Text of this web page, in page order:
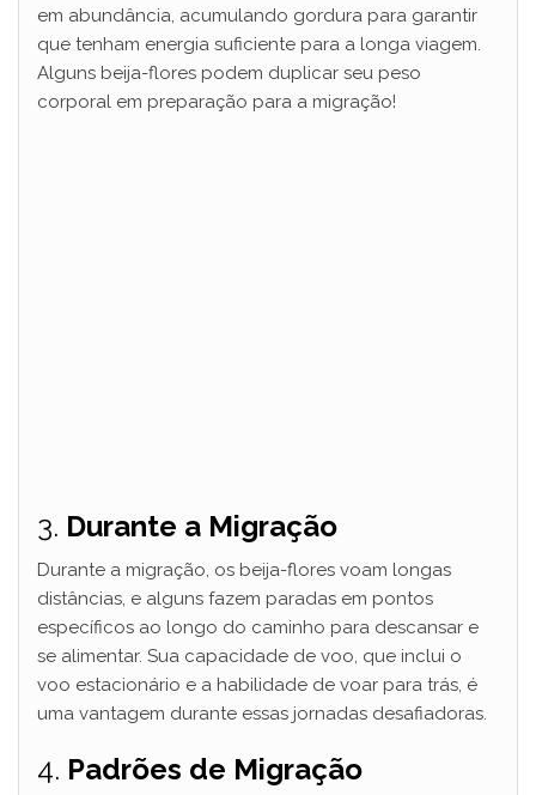
em abundância, acumulando gordura para garantir
que tenham energia suficiente para a longa viagem.
Alguns beija-flores podem duplicar seu peso
corporal em preparação para a migração!
3. Durante a Migração
Durante a migração, os beija-flores voam longas
distâncias, e alguns fazem paradas em pontos
específicos ao longo do caminho para descansar e
se alimentar. Sua capacidade de voo, que inclui o
voo estacionário e a habilidade de voar para trás, é
uma vantagem durante essas jornadas desafiadoras.
4. Padrões de Migração